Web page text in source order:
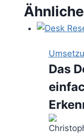
Das